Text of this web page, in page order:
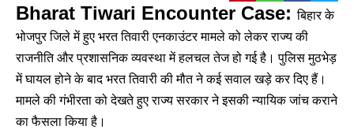
Bharat Tiwari Encounter Case: बिहार के
भोजपुर जिले में हुए भरत तिवारी एनकाउंटर मामले को लेकर राज्य की
राजनीति और प्रशासनिक व्यवस्था में हलचल तेज हो गई है। पुलिस मुठभेड़
में घायल होने के बाद भरत तिवारी की मौत ने कई सवाल खड़े कर दिए हैं।
मामले की गंभीरता को देखते हुए राज्य सरकार ने इसकी न्यायिक जांच कराने
का फैसला किया है।